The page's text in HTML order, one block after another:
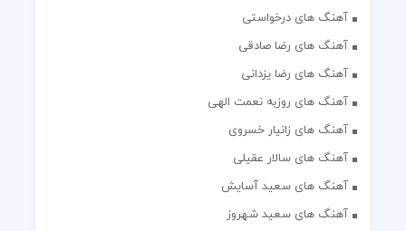
آهنگ های درخواستی
آهنگ های رضا صادقی
آهنگ های رضا یزدانی
آهنگ های روزبه نعمت الهی
آهنگ های زانیار خسروی
آهنگ های سالار عقیلی
آهنگ های سعید آسایش
آهنگ های سعید شهروز